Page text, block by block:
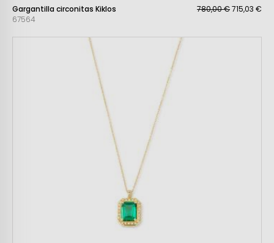
Gargantilla circonitas Kiklos
67564
780,00 €715,03 €